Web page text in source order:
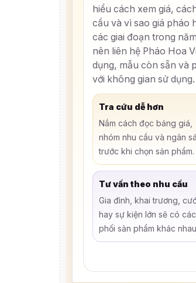
hiểu cách xem giá,
cầu và vì sao giá pháo
các giai đoạn trong
nên liên hệ Pháo Hoa
dụng, mẫu còn sẵn và
với không gian sử dụng.
Tra cứu dễ hơn
Nắm cách đọc bảng giá,
nhóm nhu cầu và ngân
trước khi chọn sản phẩm.
Tư vấn theo nhu cầu
Gia đình, khai trương,
hay sự kiện lớn sẽ có
phối sản phẩm khác